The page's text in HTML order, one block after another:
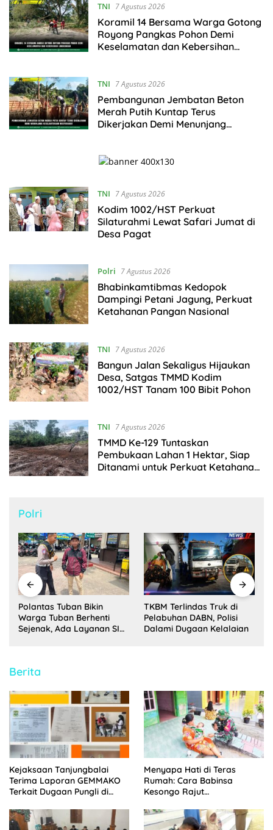
TNI 7 Agustus 2026
Koramil 14 Bersama Warga Gotong
Royong Pangkas Pohon Demi
Keselamatan dan Kebersihan
TNI 7 Agustus 2026
Pembangunan Jembatan Beton
Merah Putih Kuntap Terus
Dikerjakan Demi Menunjang
TNI 7 Agustus 2026
Kodim 1002/HST Perkuat
Silaturahmi Lewat Safari Jumat di
Desa Pagat
Polri 7 Agustus 2026
Bhabinkamtibmas Kedopok
Dampingi Petani Jagung, Perkuat
Ketahanan Pangan Nasional
TNI 7 Agustus 2026
Bangun Jalan Sekaligus Hijaukan
Desa, Satgas TMMD Kodim
1002/HST Tanam 100 Bibit Pohon
TNI 7 Agustus 2026
TMMD Ke-129 Tuntaskan
Pembukaan Lahan 1 Hektar, Siap
Ditanami untuk Perkuat Ketahanan
Polri
Polantas Tuban Bikin
Warga Tuban Berhenti
Sejenak, Ada Layanan SIM,
TKBM Terlindas Truk di
Pelabuhan DABN, Polisi
Dalami Dugaan Kelalaian
Berita
Kejaksaan Tanjungbalai
Terima Laporan GEMMAKO
Terkait Dugaan Pungli di
Menyapa Hati di Teras
Rumah: Cara Babinsa
Kesongo Rajut
Bojonegoro